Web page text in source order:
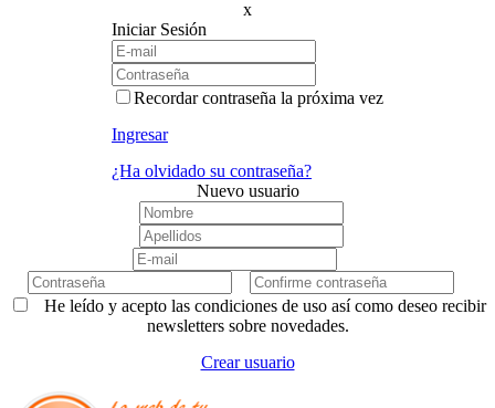
x
Iniciar Sesión
Recordar contraseña la próxima vez
Ingresar
¿Ha olvidado su contraseña?
Nuevo usuario
He leído y acepto las condiciones de uso así como deseo recibir
newsletters sobre novedades.
Crear usuario